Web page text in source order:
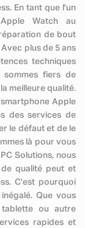
En tant que l'un
Watch au
de bout
plus de 5 ans
techniques
sommes fiers de
meilleure qualité.
Apple
des services de
le défaut et de le
là pour vous
Solutions, nous
qualité peut et
C'est pourquoi
Que vous
ou autre
rapides et